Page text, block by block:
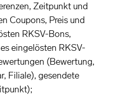
Zeitpunkt und
Coupons, Preis und
RKSV-Bons,
eingelösten RKSV-
(Bewertung,
Filiale), gesendete